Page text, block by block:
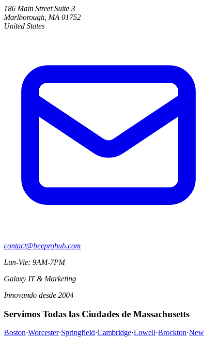
186 Main Street Suite 3
Marlborough, MA 01752
United States
contact@beeprohub.com
Lun-Vie: 9AM-7PM
Galaxy IT & Marketing
Innovando desde 2004
Servimos Todas las Ciudades de Massachusetts
Boston·Worcester·Springfield·Cambridge·Lowell·Brockton·New